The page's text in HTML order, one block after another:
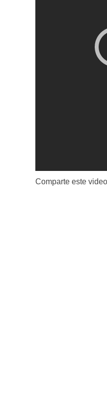
Comparte este